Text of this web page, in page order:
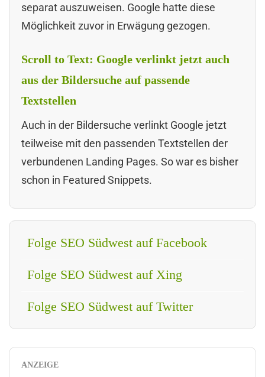
separat auszuweisen. Google hatte diese
Möglichkeit zuvor in Erwägung gezogen.
Scroll to Text: Google verlinkt jetzt auch
aus der Bildersuche auf passende
Textstellen
Auch in der Bildersuche verlinkt Google jetzt
teilweise mit den passenden Textstellen der
verbundenen Landing Pages. So war es bisher
schon in Featured Snippets.
Folge SEO Südwest auf Facebook
Folge SEO Südwest auf Xing
Folge SEO Südwest auf Twitter
ANZEIGE